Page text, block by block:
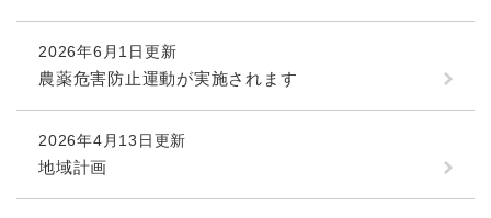
2026年6月1日更新
農薬危害防止運動が実施されます
2026年4月13日更新
地域計画